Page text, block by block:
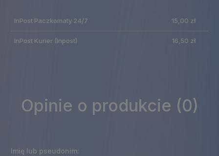
płatności
InPost Paczkomaty 24/7 15,00 zł
InPost Kurier (Inpost) 16,50 zł
Opinie o produkcie (0)
Imię lub pseudonim: